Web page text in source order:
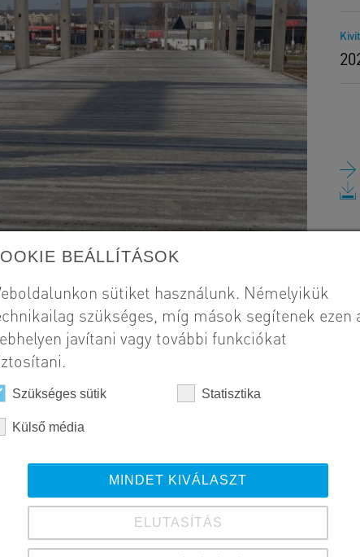
BEÁLLÍTÁSOK
sütiket használunk. Némelyikük
szükséges, míg mások segítenek ezen
javítani vagy további funkciókat
Szükséges sütik Statisztika
Külső média
MINDET KIVÁLASZT
ELUTASÍTÁS